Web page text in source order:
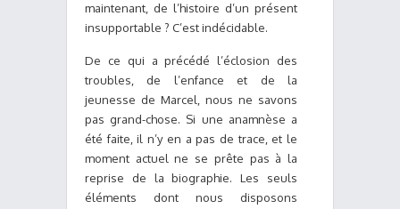
maintenant, de l’histoire d’un présent
insupportable ? C’est indécidable.
De ce qui a précédé l’éclosion des
troubles, de l’enfance et de la
jeunesse de Marcel, nous ne savons
pas grand-chose. Si une anamnèse a
été faite, il n’y en a pas de trace, et le
moment actuel ne se prête pas à la
reprise de la biographie. Les seuls
éléments dont nous disposons